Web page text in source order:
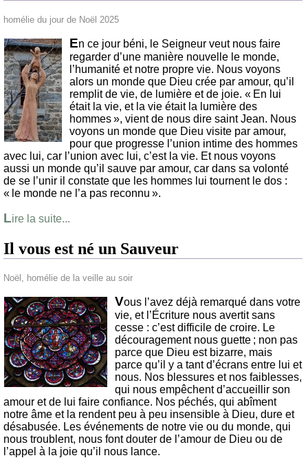
homélie du jour de Noël 2025
En ce jour béni, le Seigneur veut nous faire
regarder d’une manière nouvelle le monde,
l’humanité et notre propre vie. Nous voyons
alors un monde que Dieu crée par amour, qu’il
remplit de vie, de lumière et de joie. « En lui
était la vie, et la vie était la lumière des
hommes », vient de nous dire saint Jean. Nous
voyons un monde que Dieu visite par amour,
pour que progresse l’union intime des hommes
avec lui, car l’union avec lui, c’est la vie. Et nous voyons
aussi un monde qu’il sauve par amour, car dans sa volonté
de se l’unir il constate que les hommes lui tournent le dos :
« le monde ne l’a pas reconnu ».
Lire la suite...
Il vous est né un Sauveur
Noël, homélie de la veille au soir
Vous l’avez déjà remarqué dans votre
vie, et l’Écriture nous avertit sans
cesse : c’est difficile de croire. Le
découragement nous guette ; non pas
parce que Dieu est bizarre, mais
parce qu’il y a tant d’écrans entre lui et
nous. Nos blessures et nos faiblesses,
qui nous empêchent d’accueillir son
amour et de lui faire confiance. Nos péchés, qui abîment
notre âme et la rendent peu à peu insensible à Dieu, dure et
désabusée. Les événements de notre vie ou du monde, qui
nous troublent, nous font douter de l’amour de Dieu ou de
l’appel à la joie qu’il nous lance.